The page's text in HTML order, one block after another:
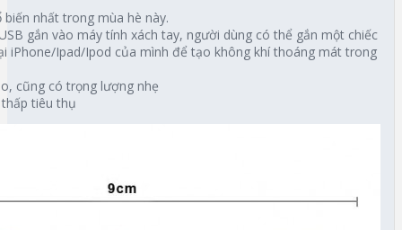
nhất trong mùa hè này.
gắn vào máy tính xách tay, người dùng có thể gắn một chiếc
iPhone/Ipad/Ipod của mình để tạo không khí thoáng mát trong
cũng có trọng lượng nhẹ
tiêu thụ